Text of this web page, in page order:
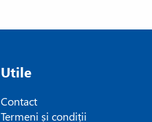
Utile
Contact
Termeni și condiții